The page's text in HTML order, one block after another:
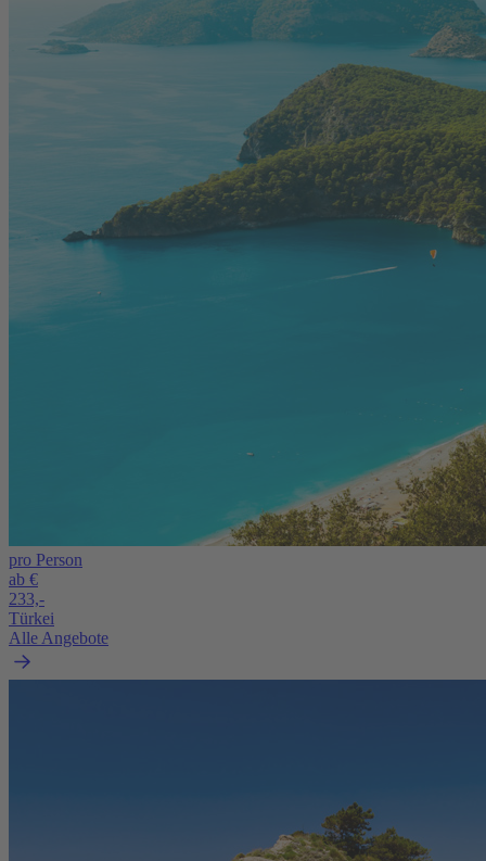
pro Person
ab €
233,-
Türkei
Alle Angebote